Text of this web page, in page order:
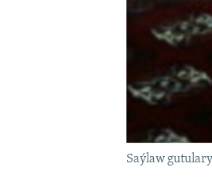
Saýlaw gutulary